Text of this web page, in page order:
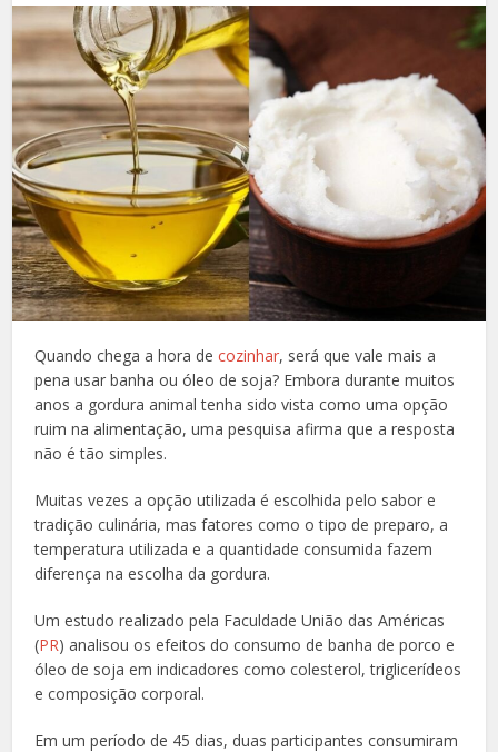
Quando chega a hora decozinhar, será que vale mais a
pena usar banha ou óleo de soja? Embora durante muitos
anos a gordura animal tenha sido vista como uma opção
ruim na alimentação, uma pesquisa afirma que a resposta
não é tão simples.
Muitas vezes a opção utilizada é escolhida pelo sabor e
tradição culinária, mas fatores como o tipo de preparo, a
temperatura utilizada e a quantidade consumida fazem
diferença na escolha da gordura.
Um estudo realizado pela Faculdade União das Américas
(PR) analisou os efeitos do consumo de banha de porco e
óleo de soja em indicadores como colesterol, triglicerídeos
e composição corporal.
Em um período de 45 dias, duas participantes consumiram